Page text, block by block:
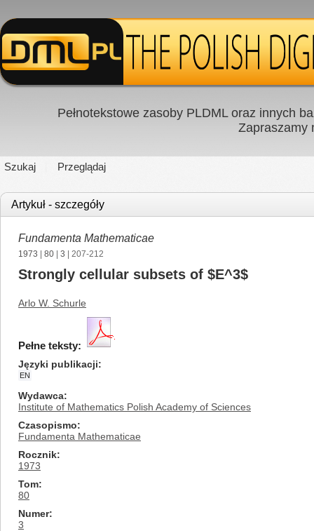
Pełnotekstowe zasoby PLDML oraz innych
Zapraszamy
Szukaj Przeglądaj
Artykuł - szczegóły
Fundamenta Mathematicae
1973 80 3 | 207-212
Strongly cellular subsets of $E^3$
Arlo W. Schurle
Pełne teksty:
Języki publikacji
EN
Wydawca
Institute of Mathematics Polish Academy of Sciences
Czasopismo
Fundamenta Mathematicae
Rocznik
1973
Tom
80
Numer
3